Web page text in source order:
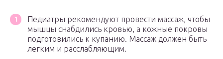
Педиатры рекомендуют провести массаж, чтобы
мышцы снабдились кровью, а кожные покровы
подготовились к купанию. Массаж должен быть
легким и расслабляющим.